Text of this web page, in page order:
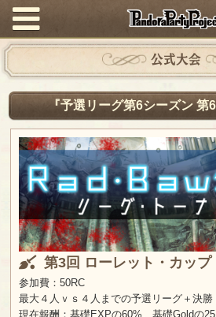
公式大会
『予選リーグ第6シーズン 第
第3回 ローレット・カップ
参加費：50RC
最大４人ｖｓ４人までの予選リーグ＋決
現在報酬：基礎EXPの60%、基礎Goldの